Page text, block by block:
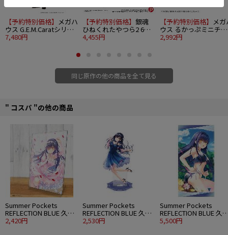
■サイズ：80mm程度
■素材：アクリル
©空知英秋／集英社･テレビ東京･電通･BNP･アニプレックス
【予約特別価格】 メガハ
ウス G.E.M.Caratシリー
ズ 銀魂 坂田銀時Ver.攘
7,480円
【予約特別価格】 銀魂
ひねくれたやつら2 6個
入り1BOX
4,455円
【予約特別価格】 メガ
ウス るかっぷミニチュ
アコレクション 銀魂 4
2,992円
同じ原作の他の商品を全て見る
" コスパ "の他の商品
Summer Pockets
REFLECTION BLUE 久島
鴎 アクリルアートスタ
2,420円
Summer Pockets
REFLECTION BLUE 久島
鴎 アクリルスタンド 大
2,530円
Summer Pockets
REFLECTION BLUE 久
鴎 120cmビッグタオル
5,500円